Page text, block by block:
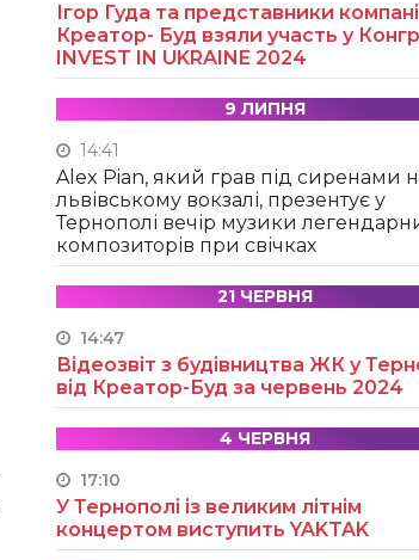
Ігор Гуда та представники
Креатор- Буд взяли участь у
INVEST IN UKRAINE 2024
9 ЛИПНЯ
14:41
Alex Pian, який грав під сиренами
львівському вокзалі, презентує у
Тернополі вечір музики
композиторів при свічках
21 ЧЕРВНЯ
14:47
Відеозвіт з будівництва ЖК у
від Креатор-Буд за червень 2024
4 ЧЕРВНЯ
17:10
У Тернополі із великим літнім
концертом виступить YAKTAK